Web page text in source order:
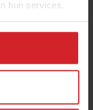
hun services.